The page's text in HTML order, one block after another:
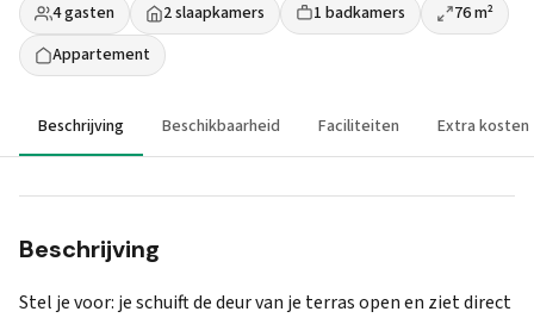
4 gasten 2 slaapkamers 1 badkamers
76 m²
Appartement
Beschrijving Beschikbaarheid Faciliteiten Extra kosten
Beschrijving
Stel je voor: je schuift de deur van je terras open en ziet direct